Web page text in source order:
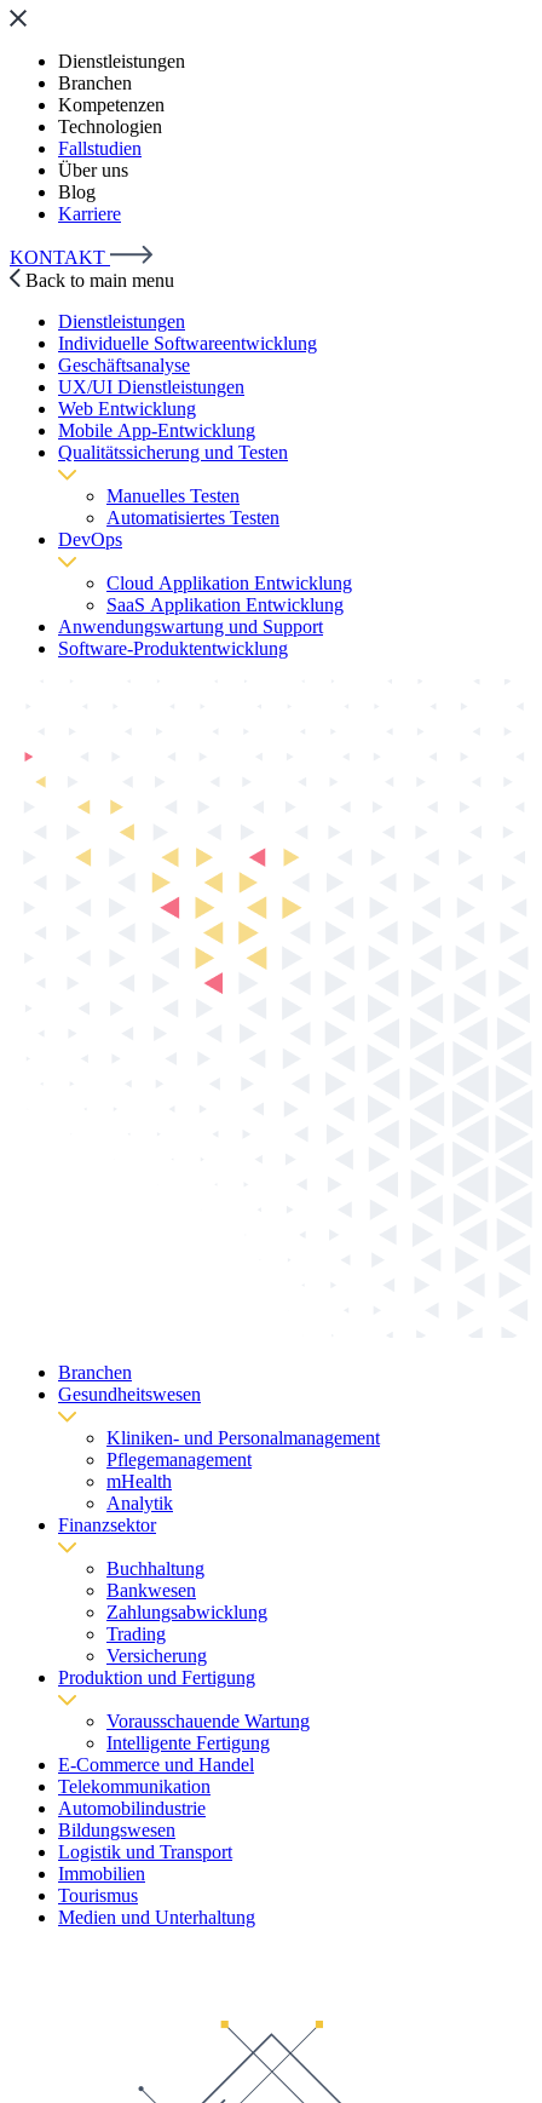
Dienstleistungen
Branchen
Kompetenzen
Technologien
Fallstudien
Über uns
Blog
Karriere
KONTAKT
Back to main menu
Dienstleistungen
Individuelle Softwareentwicklung
Geschäftsanalyse
UX/UI Dienstleistungen
Web Entwicklung
Mobile App-Entwicklung
Qualitätssicherung und Testen
Manuelles Testen
Automatisiertes Testen
DevOps
Cloud Applikation Entwicklung
SaaS Applikation Entwicklung
Anwendungswartung und Support
Software-Produktentwicklung
Branchen
Gesundheitswesen
Kliniken- und Personalmanagement
Pflegemanagement
mHealth
Analytik
Finanzsektor
Buchhaltung
Bankwesen
Zahlungsabwicklung
Trading
Versicherung
Produktion und Fertigung
Vorausschauende Wartung
Intelligente Fertigung
E-Commerce und Handel
Telekommunikation
Automobilindustrie
Bildungswesen
Logistik und Transport
Immobilien
Tourismus
Medien und Unterhaltung